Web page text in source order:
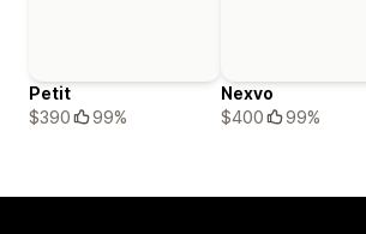
Petit
$390
99%
Nexvo
$400
99%